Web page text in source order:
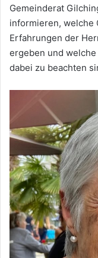
Gemeinderat
informieren, welche
Erfahrungen der
ergeben und
dabei zu beachten